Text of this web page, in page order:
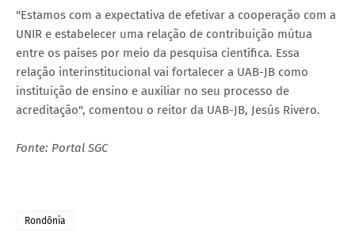
"Estamos com a expectativa de efetivar a cooperação com a
UNIR e estabelecer uma relação de contribuição mútua
entre os países por meio da pesquisa científica. Essa
relação interinstitucional vai fortalecer a UAB-JB como
instituição de ensino e auxiliar no seu processo de
acreditação", comentou o reitor da UAB-JB, Jesús Rivero.
Fonte: Portal SGC
Rondônia